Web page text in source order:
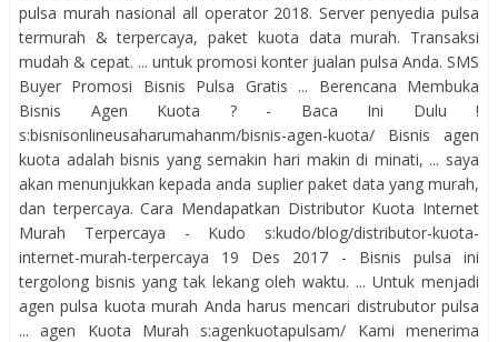
pulsa murah nasional all operator 2018. Server penyedia pulsa
termurah & terpercaya, paket kuota data murah. Transaksi
mudah & cepat. ... untuk promosi konter jualan pulsa Anda. SMS
Buyer Promosi Bisnis Pulsa Gratis ... Berencana Membuka
Bisnis Agen Kuota ? - Baca Ini Dulu !
s:bisnisonlineusaharumahanm/bisnis-agen-kuota/ Bisnis agen
kuota adalah bisnis yang semakin hari makin di minati, ... saya
akan menunjukkan kepada anda suplier paket data yang murah,
dan terpercaya. Cara Mendapatkan Distributor Kuota Internet
Murah Terpercaya - Kudo s:kudo/blog/distributor-kuota-
internet-murah-terpercaya 19 Des 2017 - Bisnis pulsa ini
tergolong bisnis yang tak lekang oleh waktu. ... Untuk menjadi
agen pulsa kuota murah Anda harus mencari distrubutor pulsa
... agen Kuota Murah s:agenkuotapulsam/ Kami menerima